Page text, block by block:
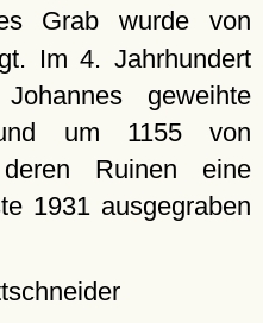
Grab wurde von
Im 4. Jahrhundert
geweihte
um 1155 von
Ruinen eine
1931 ausgegraben